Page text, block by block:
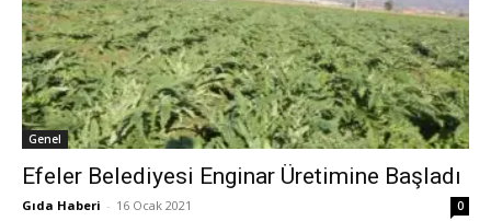
Genel
Efeler Belediyesi Enginar Üretimine Başladı
Gıda Haberi - 16 Ocak 2021 0